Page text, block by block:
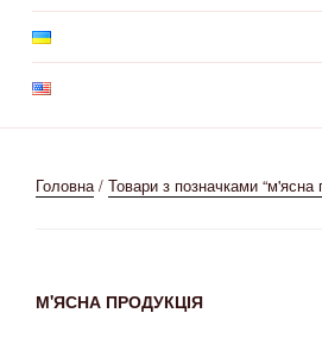
Головна/ Товари з позначками “м'ясна
М'ЯСНА ПРОДУКЦІЯ